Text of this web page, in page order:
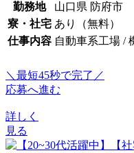
勤務地
山口県 防府市
寮・社宅 あり（無料）
仕事内容 自動車系工場 /
＼最短45秒で完了／
応募へ進む
詳しく
見る